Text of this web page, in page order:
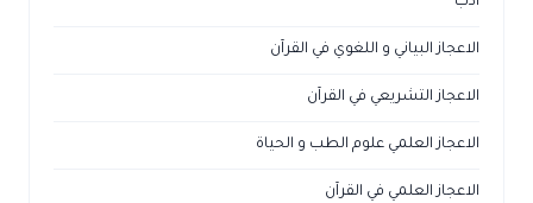
الاعجاز البياني و اللغوي في القرآن
الاعجاز التشريعي في القرآن
الاعجاز العلمي علوم الطب و الحياة
الاعجاز العلمي في القرآن